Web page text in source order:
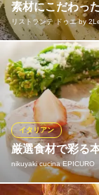
素材にこだわっ
リストランテ ドゥエ by
黒毛和牛を使った
ス、コク旨なトリ
ルメニューを沢山
多数の中からお選
を楽しみながらゆ
リストランテ
ン～
カジュアルイタ
厳選食材で彩る
nikuyaki cucina EPICURO
イタリアン